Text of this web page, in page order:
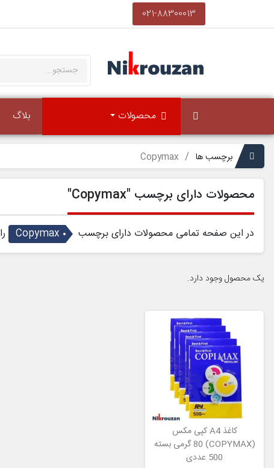
021-88300013
محصولات بلاگ
برچسب ها Copymax
محصولات دارای برچسب "Copymax"
در این صفحه تمامی محصولات دارای برچسب Copymax
یک محصول وجود دارد.
کاغذ A4 کپی مکس
(COPYMAX) 80 گرمی بسته
500 عددی